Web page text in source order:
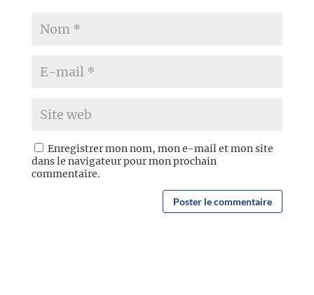
Enregistrer mon nom, mon e-mail et mon site
dans le navigateur pour mon prochain
commentaire.